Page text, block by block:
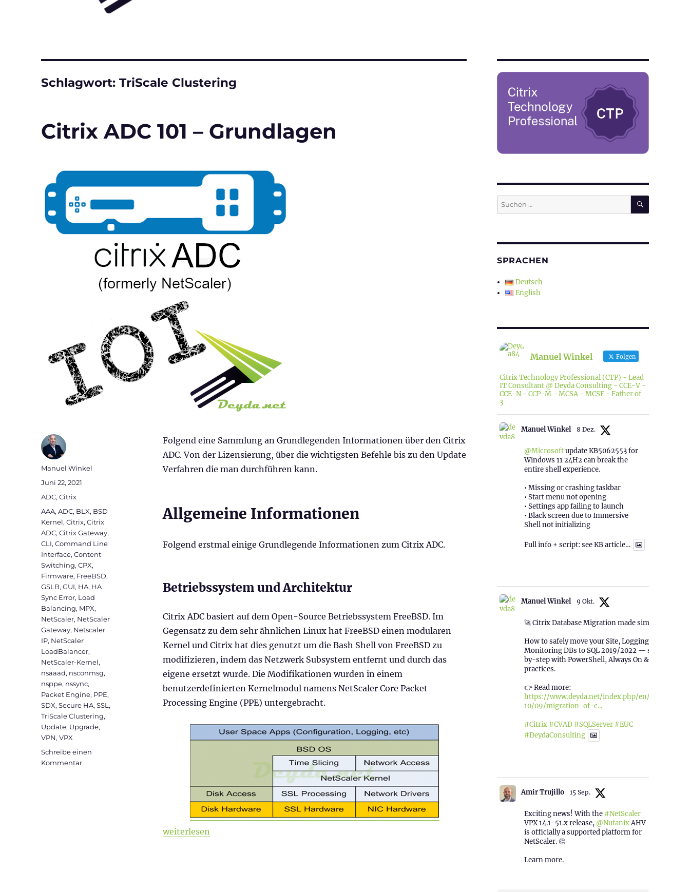
Schlagwort:TriScale Clustering
Citrix ADC 101 – Grundlagen
Folgend eine Sammlung an Grundlegenden Informationen über den Citrix
ADC. Von der Lizensierung, über die wichtigsten Befehle bis zu den Update
Verfahren die man durchführen kann.
Allgemeine Informationen
Folgend erstmal einige Grundlegende Informationen zum Citrix ADC.
Betriebssystem und Architektur
Citrix ADC basiert auf dem Open-Source Betriebssystem FreeBSD. Im
Gegensatz zu dem sehr ähnlichen Linux hat FreeBSD einen modularen
Kernel und Citrix hat dies genutzt um die Bash Shell von FreeBSD zu
modifizieren, indem das Netzwerk Subsystem entfernt und durch das
eigene ersetzt wurde. Die Modifikationen wurden in einem
benutzerdefinierten Kernelmodul namens NetScaler Core Packet
Processing Engine (PPE) untergebracht.
„Citrix ADC 101 – Grundlagen“
weiterlesen
Autor
Manuel Winkel
Veröffentlicht
Juni 22, 2021
Kategorien
ADC,Citrix
Schlagwörter
AAA,ADC, BLX, BSD
Kernel,Citrix,Citrix
ADC,Citrix Gateway,
CLI,Command Line
Interface,Content
Switching,CPX,
Firmware, FreeBSD,
GSLB,GUI, HA, HA
Sync Error, Load
Balancing, MPX,
NetScaler, NetScaler
Gateway, Netscaler
IP, NetScaler
LoadBalancer,
NetScaler-Kernel,
nsaaad, nsconmsg,
nsppe, nssync,
Packet Engine, PPE,
SDX,Secure HA,SSL ,
TriScale Clustering,
Update, Upgrade,
VPN,VPX
Schreibe einen
Kommentarzu
Suchen
nach:
SUCHEN
SPRACHEN
Deutsch
English
Manuel Winkel Folgen
Citrix Technology Professional (CTP) - Lead
IT Consultant @ Deyda Consulting - CCE-V -
CCE-N - CCP-M - MCSA - MCSE - Father of
3
Manuel Winkel 8 Dez.
@Microsoftupdate KB5062553 for
Windows 11 24H2 can break the
entire shell experience.
• Missing or crashing taskbar
• Start menu not opening
• Settings app failing to launch
• Black screen due to Immersive
Shell not initializing
Full info + script: see KB article…
Manuel Winkel 9 Okt.
🚀 Citrix Database Migration made simple!
How to safely move your Site, Logging &
Monitoring DBs to SQL 2019/2022 — step-
by-step with PowerShell, Always On & best
practices.
👉 Read more:
https://www.deyda.net/index.php/en/2025/
10/09/migration-of-c...
#Citrix #CVAD #SQLServer #EUC
#DeydaConsulting
Amir Trujillo 15 Sep.
Exciting news! With the #NetScaler
VPX 14.1-51.x release, @NutanixAHV
is officially a supported platform for
NetScaler. 👏
Learn more.